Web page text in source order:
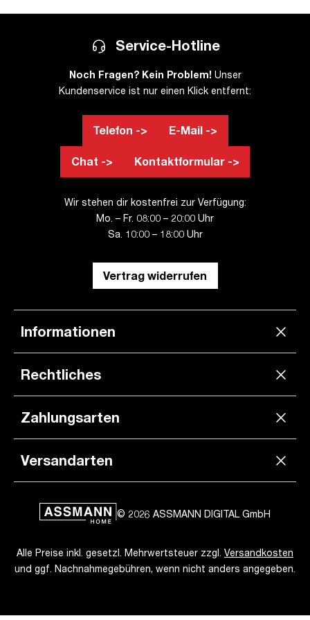
Service-Hotline
Noch Fragen? Kein Problem! Unser
Kundenservice ist nur einen Klick entfernt:
Telefon -> E-Mail ->
Chat -> Kontaktformular ->
Wir stehen dir kostenfrei zur Verfügung:
Mo. – Fr. 08:00 – 20:00 Uhr
Sa. 10:00 – 18:00 Uhr
Vertrag widerrufen
Informationen
Rechtliches
Zahlungsarten
Versandarten
© 2026 ASSMANN DIGITAL GmbH
Alle Preise inkl. gesetzl. Mehrwertsteuer zzgl. Versandkosten
und ggf. Nachnahmegebühren, wenn nicht anders angegeben.